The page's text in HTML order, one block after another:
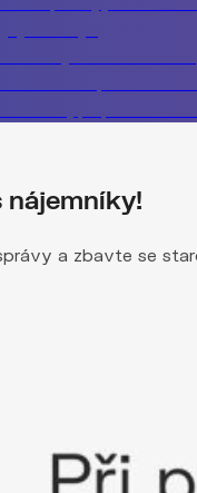
nájemníky!
a zbavte se